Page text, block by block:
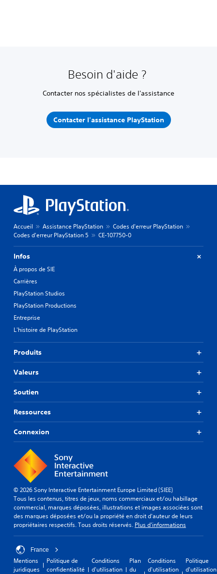
Besoin d'aide ?
Contacter nos spécialistes de l'assistance
Contacter l'assistance PlayStation
Accueil Assistance PlayStation
Codes d'erreur PlayStation
Codes d'erreur PlayStation 5
CE-107750-0
Infos
À propos de SIE
Carrières
PlayStation Studios
PlayStation Productions
Entreprise
L'histoire de PlayStation
Produits
Valeurs
Soutien
Ressources
Connexion
© 2026 Sony Interactive Entertainment Europe Limited (SIEE)
Tous les contenus, titres de jeux, noms commerciaux et/ou habillage
commercial, marques déposées, illustrations et images associées sont
des marques déposées et/ou la propriété en droit d'auteur de leurs
propriétaires respectifs. Tous droits réservés. Plus d'informations
France
Mentions
juridiques
Politique de
confidentialité
Conditions
d'utilisation
Plan
du
Conditions
d'utilisation
Politique
d'utilisation